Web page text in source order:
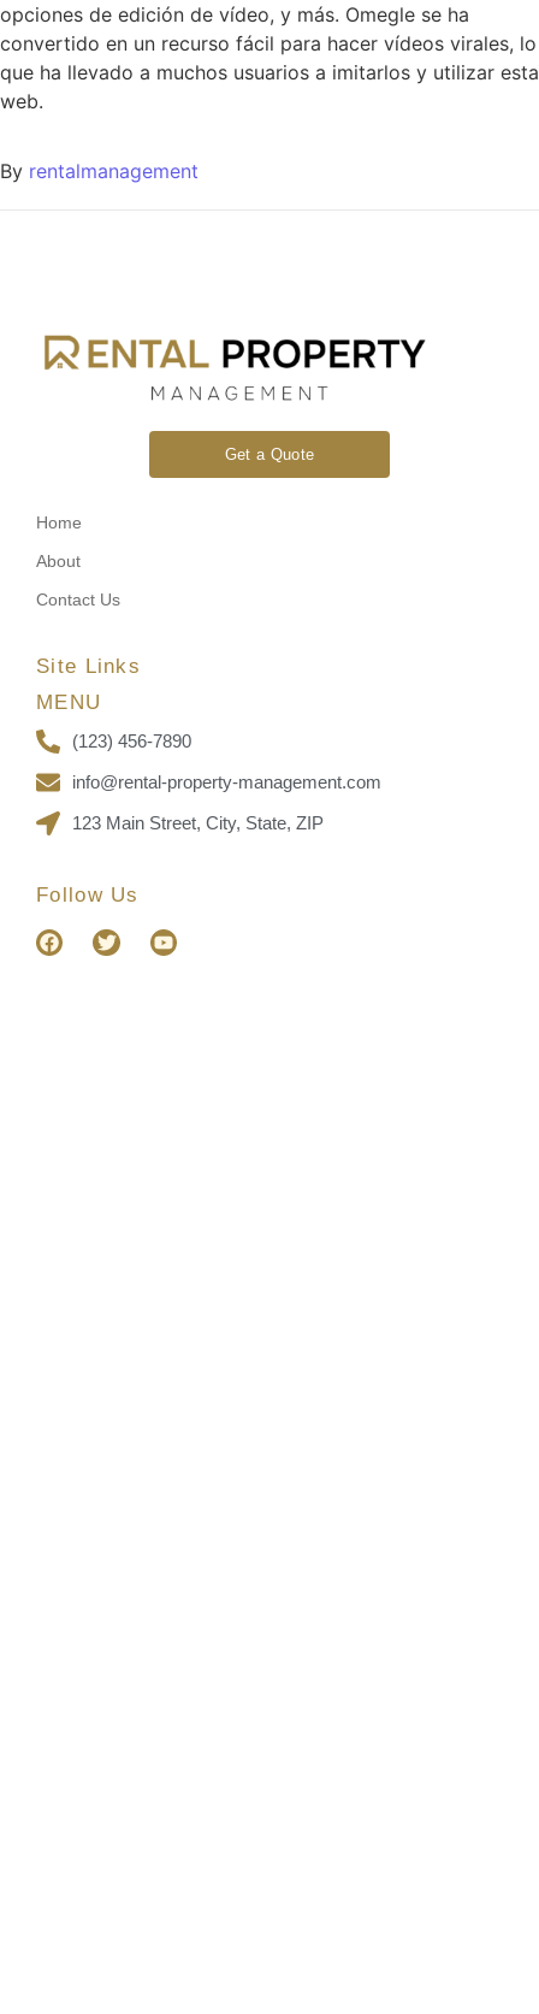
opciones de edición de vídeo, y más. Omegle se ha
convertido en un recurso fácil para hacer vídeos virales, lo
que ha llevado a muchos usuarios a imitarlos y utilizar esta
web.
By rentalmanagement
Get a Quote
Home
About
Contact Us
Site Links
MENU
(123) 456-7890
info@rental-property-management.com
123 Main Street, City, State, ZIP
Follow Us